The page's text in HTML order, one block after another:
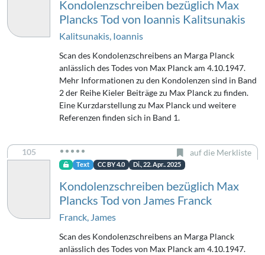
Kondolenzschreiben bezüglich Max
Plancks Tod von Ioannis Kalitsunakis
Kalitsunakis, Ioannis
Scan des Kondolenzschreibens an Marga Planck
anlässlich des Todes von Max Planck am 4.10.1947.
Mehr Informationen zu den Kondolenzen sind in Band
2 der Reihe Kieler Beiträge zu Max Planck zu finden.
Eine Kurzdarstellung zu Max Planck und weitere
Referenzen finden sich in Band 1.
105 auf die Merkliste
Text CC BY 4.0 Di., 22. Apr.. 2025
Kondolenzschreiben bezüglich Max
Plancks Tod von James Franck
Franck, James
Scan des Kondolenzschreibens an Marga Planck
anlässlich des Todes von Max Planck am 4.10.1947.